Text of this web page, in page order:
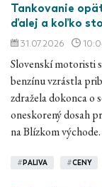
Tankovanie
ďalej a koľko
31.07.2026
Slovenskí motoristi
benzínu vzrástla
zdražela dokonca o
oneskorený dosah
na Blízkom východe.
# PALIVA #CENY